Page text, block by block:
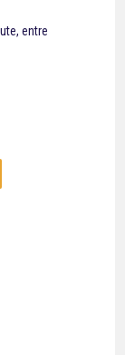
entre